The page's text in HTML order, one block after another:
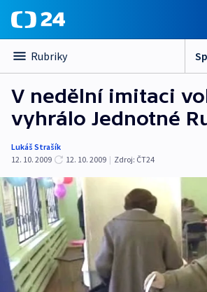
Rubriky
V nedělní imitaci
vyhrálo Jednotné
Lukáš Strašík
12. 10. 2009
12. 10. 2009 | Zdroj: ČT24